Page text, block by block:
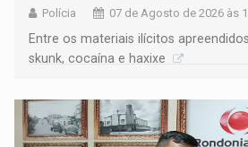
Polícia 07 de Agosto de 2026 às
Entre os materiais ilícitos
skunk, cocaína e haxixe